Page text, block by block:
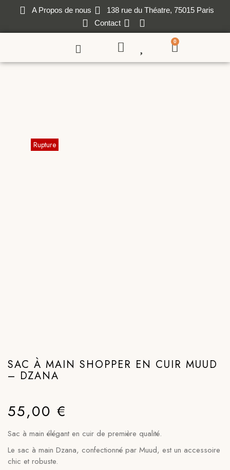
A Propos de nous
138 rue du Théatre, 75015 Paris
Contact
0
SAC À MAIN SHOPPER EN CUIR MUUD
– DZANA
55,00 €
Sac à main élégant en cuir de première qualité.
Le sac à main Dzana, confectionné par Muud, est un accessoire
chic et robuste.